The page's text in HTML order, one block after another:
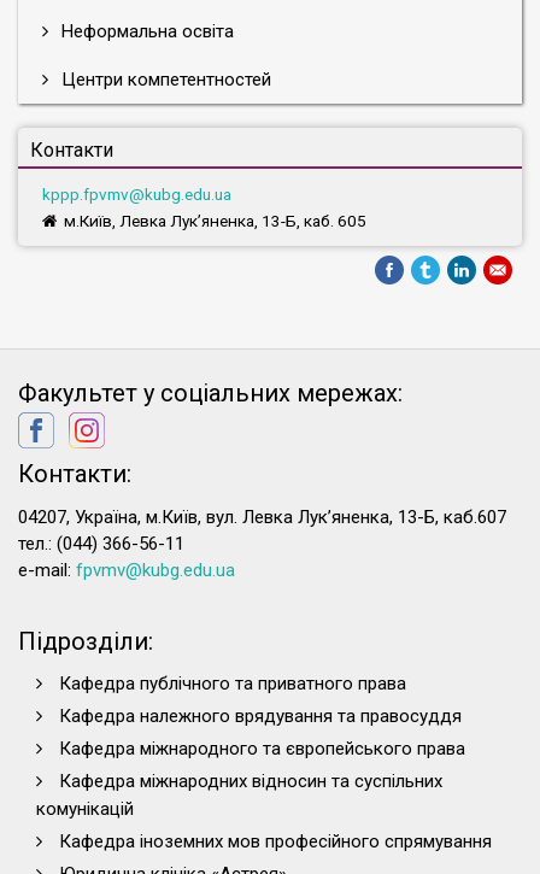
Неформальна освіта
Центри компетентностей
Контакти
kppp.fpvmv@kubg.edu.ua
м.Київ, Левка Лук’яненка, 13-Б, каб. 605
Факультет у соціальних мережах:
Контакти:
04207, Україна, м.Київ, вул. Левка Лук’яненка, 13-Б, каб.607
тел.: (044) 366-56-11
e-mail: fpvmv@kubg.edu.ua
Підрозділи:
Кафедра публічного та приватного права
Кафедра належного врядування та правосуддя
Кафедра міжнародного та європейського права
Кафедра міжнародних відносин та суспільних
комунікацій
Кафедра іноземних мов професійного спрямування